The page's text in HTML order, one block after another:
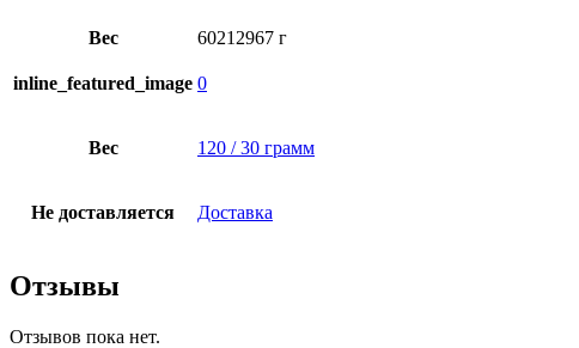
Вес 60212967 г
inline_featured_image 0
Вес 120 / 30 грамм
Не доставляется Доставка
Отзывы
Отзывов пока нет.